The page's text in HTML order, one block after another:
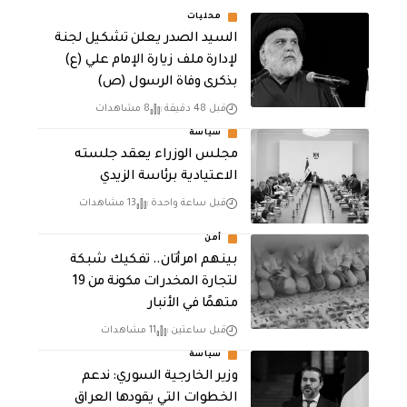
محليات
السيد الصدر يعلن تشكيل لجنة
لإدارة ملف زيارة الإمام علي (ع)
بذكرى وفاة الرسول (ص)
قبل 48 دقيقة 8 مشاهدات
سياسة
مجلس الوزراء يعقد جلسته
الاعتيادية برئاسة الزيدي
قبل ساعة واحدة 13 مشاهدات
أمن
بينهم امرأتان.. تفكيك شبكة
لتجارة المخدرات مكونة من 19
متهمًا في الأنبار
قبل ساعتين 11 مشاهدات
سياسة
وزير الخارجية السوري: ندعم
الخطوات التي يقودها العراق